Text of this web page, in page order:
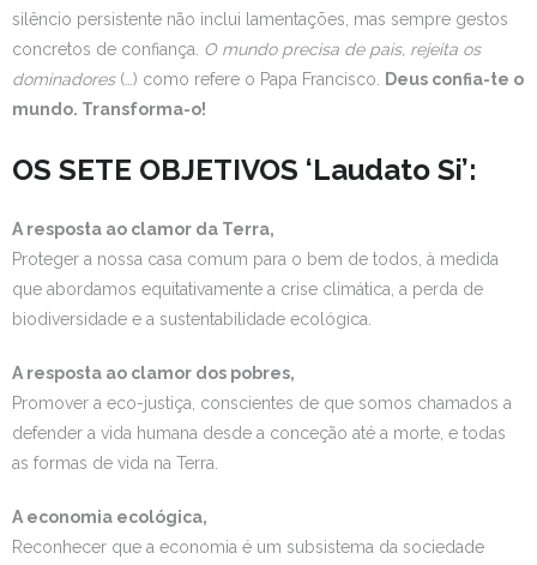
silêncio persistente não inclui lamentações, mas sempre gestos
concretos de confiança. O mundo precisa de pais, rejeita os
dominadores (…) como refere o Papa Francisco. Deus confia-te o
mundo. Transforma-o!
OS SETE OBJETIVOS ‘Laudato Si’:
A resposta ao clamor da Terra,
Proteger a nossa casa comum para o bem de todos, à medida
que abordamos equitativamente a crise climática, a perda de
biodiversidade e a sustentabilidade ecológica.
A resposta ao clamor dos pobres,
Promover a eco-justiça, conscientes de que somos chamados a
defender a vida humana desde a conceção até a morte, e todas
as formas de vida na Terra.
A economia ecológica,
Reconhecer que a economia é um subsistema da sociedade